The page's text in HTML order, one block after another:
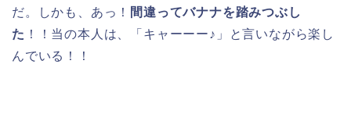
だ。しかも、あっ！ 間違ってバナナを踏みつぶし
た ！！当の本人は、「キャーーー♪」と言いながら楽し
んでいる！！